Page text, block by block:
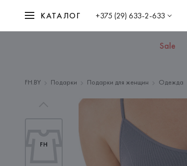
КАТАЛОГ +375 (29) 633-2-633
Sale
FH.BY Подарки Подарки для женщин Одежда